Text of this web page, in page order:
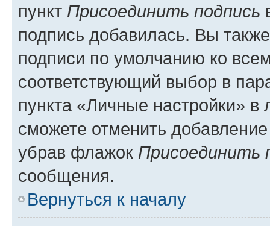
пункт Присоединить подпись
подпись добавилась. Вы
подписи по умолчанию ко
соответствующий выбор в
пункта «Личные настройки»
сможете отменить
убрав флажок Присоединить
сообщения.
Вернуться к началу